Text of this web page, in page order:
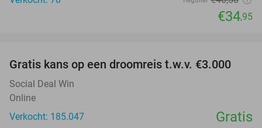
€34,95
Gratis kans op een droomreis t.w.v. €3.000
Social Deal Win
Online
Verkocht: 185.047
Gratis